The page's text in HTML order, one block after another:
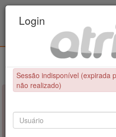
Educação Física / UPE -
NÃO FOI POSSÍVEL CONCLUIR
Sessão indisponível (expirada por
realizado)
Login
Sessão indisponível (expirada
não realizado)